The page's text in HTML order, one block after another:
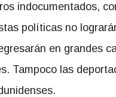
indocumentados,
políticas no
en grandes
Tampoco las